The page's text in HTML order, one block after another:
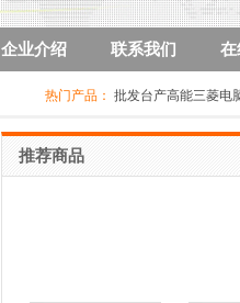
企业介绍 联系我们 在
热门产品： 批发台产高能三菱电
刀、削皮机碗刀、圆刀、削皮刀
推荐商品